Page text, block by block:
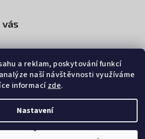
a reklam, poskytování funkcí
naší návštěvnosti využíváme
informacízde.
Nastavení
údajů
nastavení cookies